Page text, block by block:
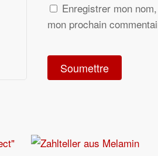
Enregistrer mon
mon prochain